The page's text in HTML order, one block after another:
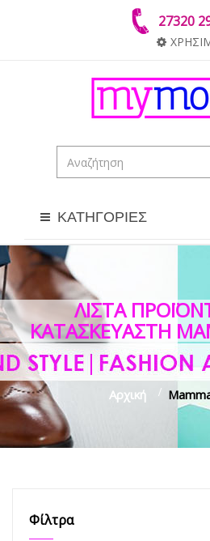
27320
ΚΑΤΗΓΟΡΙΕΣ
Αρχική >
Φίλτρα
ΛΊΣΤΑ
ΚΑΤΑΣΚΕΥΑΣΤΉ